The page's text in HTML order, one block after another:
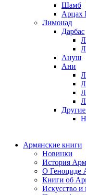
Шамб
Арцах
Лимонад
Дарбас
Ануш
Ани
Армянские книги
Новинки
История
О Геноциде
Книги об
Иcкусство и